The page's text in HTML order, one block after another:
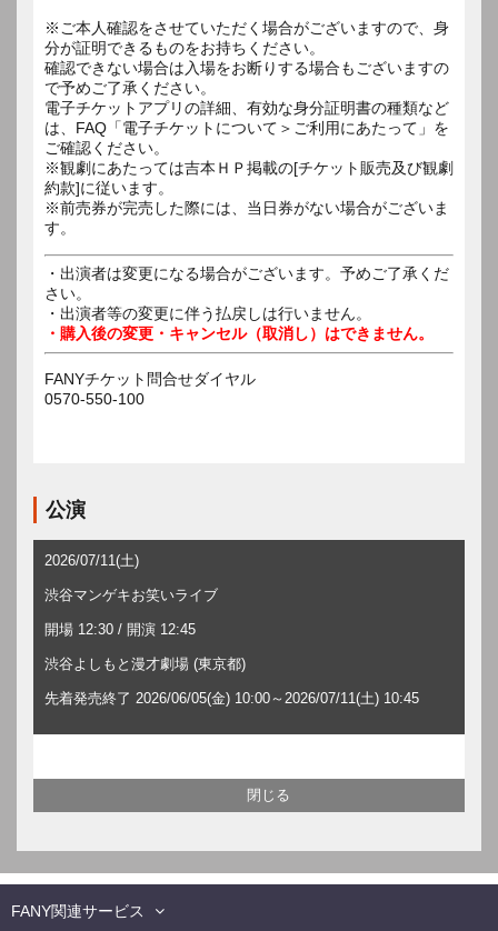
※ご本人確認をさせていただく場合がございますので、身
分が証明できるものをお持ちください。
確認できない場合は入場をお断りする場合もございますの
で予めご了承ください。
電子チケットアプリの詳細、有効な身分証明書の種類など
は、FAQ「電子チケットについて＞ご利用にあたって」を
ご確認ください。
※観劇にあたっては吉本ＨＰ掲載の[チケット販売及び観劇
約款]に従います。
※前売券が完売した際には、当日券がない場合がございま
す。
・出演者は変更になる場合がございます。予めご了承くだ
さい。
・出演者等の変更に伴う払戻しは行いません。
・購入後の変更・キャンセル（取消し）はできません。
FANYチケット問合せダイヤル
0570-550-100
公演
2026/07/11(土)
渋谷マンゲキお笑いライブ
開場 12:30 / 開演 12:45
渋谷よしもと漫才劇場 (東京都)
先着発売終了 2026/06/05(金) 10:00～2026/07/11(土) 10:45
FANY関連サービス